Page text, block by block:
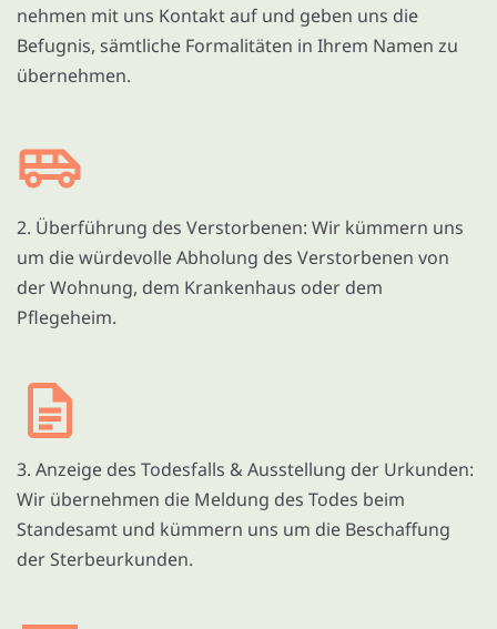
nehmen mit uns Kontakt auf und geben uns die
Befugnis, sämtliche Formalitäten in Ihrem Namen zu
übernehmen.
2. Überführung des Verstorbenen: Wir kümmern uns
um die würdevolle Abholung des Verstorbenen von
der Wohnung, dem Krankenhaus oder dem
Pflegeheim.
3. Anzeige des Todesfalls & Ausstellung der Urkunden:
Wir übernehmen die Meldung des Todes beim
Standesamt und kümmern uns um die Beschaffung
der Sterbeurkunden.